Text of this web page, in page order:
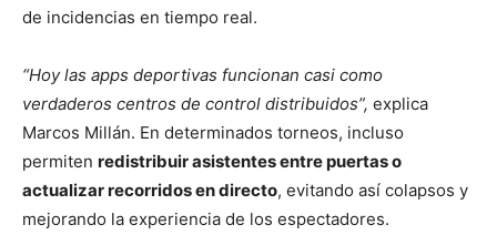
de incidencias en tiempo real.
“Hoy las apps deportivas funcionan casi como
verdaderos centros de control distribuidos”, explica
Marcos Millán. En determinados torneos, incluso
permiten redistribuir asistentes entre puertas o
actualizar recorridos en directo, evitando así colapsos y
mejorando la experiencia de los espectadores.